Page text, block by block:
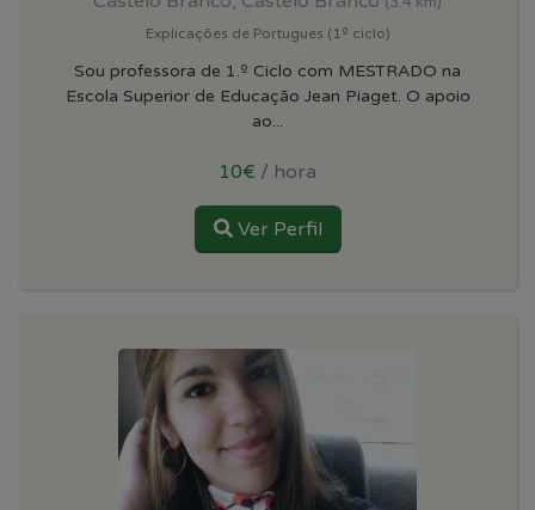
Explicações de Portugues (1º ciclo)
Sou professora de 1.º Ciclo com MESTRADO na
Escola Superior de Educação Jean Piaget. O apoio
ao...
10€ / hora
Ver Perfil